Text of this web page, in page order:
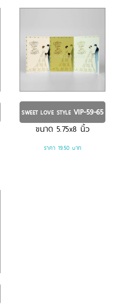
SWEET LOVE STYLE VIP-59-65
ขนาด 5.75x8 นิ้ว
ราคา 19.50 บาท